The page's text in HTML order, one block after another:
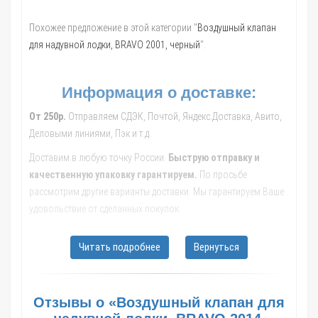
Похожее предложение в этой категории "Воздушный клапан
для надувной лодки, BRAVO 2001, черный".
Информация о доставке:
От 250р. Отправляем СДЭК, Почтой, Яндекс.Доставка, Авито,
Деловыми линиями, Пэк и т.д.
Доставим в любую точку России.
Быструю отправку и
качественную упаковку гарантируем. По просьбе
рассмотрим другие варианты доставки. Мы гарантируем Ваше
удовольствие от сделанных покупок.
транспортной компании, рассчитают стоимость и сроки
Екатеринбург; Казань; Нижний Новгород; Челябинск; Самара;
Читать подробнее Вернуться
Отзывы о «Воздушный клапан для